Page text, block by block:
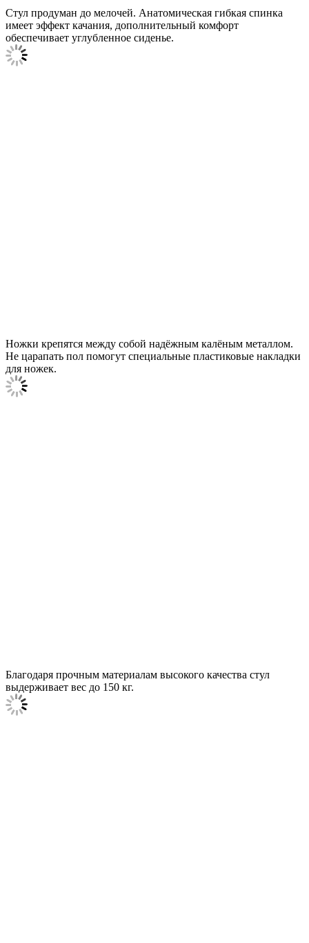
Стул продуман до мелочей. Анатомическая гибкая спинка
имеет эффект качания, дополнительный комфорт
обеспечивает углубленное сиденье.
Ножки крепятся между собой надёжным калёным металлом.
Не царапать пол помогут специальные пластиковые накладки
для ножек.
Благодаря прочным материалам высокого качества стул
выдерживает вес до 150 кг.